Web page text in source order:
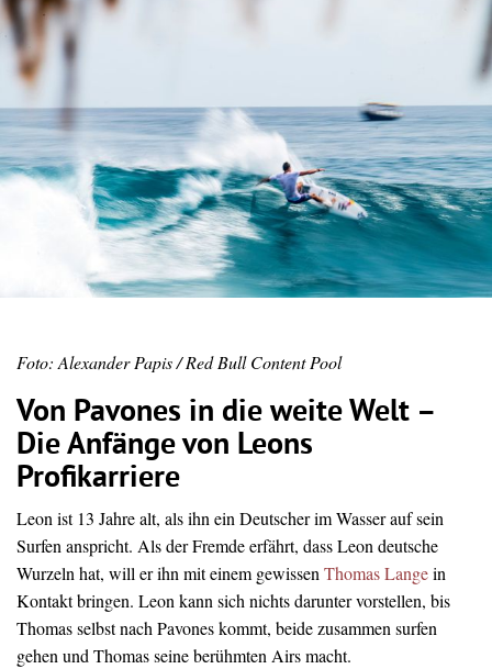
Foto: Alexander Papis / Red Bull Content Pool
Von Pavones in die weite Welt –
Die Anfänge von Leons
Profikarriere
Leon ist 13 Jahre alt, als ihn ein Deutscher im Wasser auf sein
Surfen anspricht. Als der Fremde erfährt, dass Leon deutsche
Wurzeln hat, will er ihn mit einem gewissenThomas Langein
Kontakt bringen. Leon kann sich nichts darunter vorstellen, bis
Thomas selbst nach Pavones kommt, beide zusammen surfen
gehen und Thomas seine berühmten Airs macht.